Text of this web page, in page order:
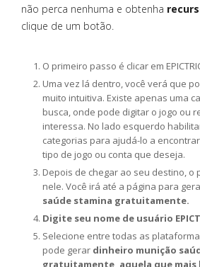
não perca nenhuma e obtenha
clique de um botão.
O primeiro passo é clicar em
Uma vez lá dentro, você verá que
muito intuitiva. Existe apenas uma
busca, onde pode digitar o jogo ou
interessa. No lado esquerdo
categorias para ajudá-lo a
tipo de jogo ou conta que deseja.
Depois de chegar ao seu destino, o
nele. Você irá até a página para
saúde stamina gratuitamente.
Digite seu nome de usuário
Selecione entre todas as
pode gerar dinheiro munição
gratuitamente, aquela que mais